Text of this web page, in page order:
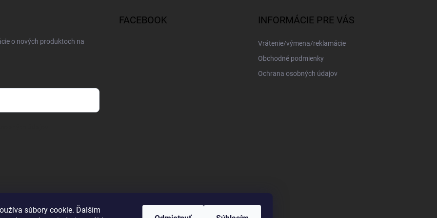
súbory cookie. Ďalším
o nových produktoch na
FACEBOOK INFORMÁCIE PRE VÁS
Vrátenie/výmena/reklamácie
Obchodné podmienky
Ochrana osobných údajov